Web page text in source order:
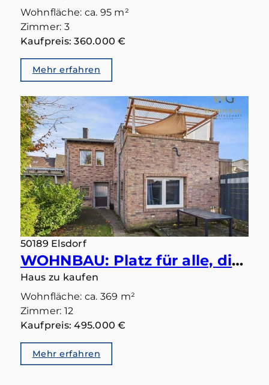
Wohnfläche: ca. 95 m²
Zimmer: 3
Kaufpreis: 360.000 €
Mehr erfahren
50189 Elsdorf
WOHNBAU: Platz für alle, die zusammengehören – wohnen, ankommen oder investieren!
Haus zu kaufen
Wohnfläche: ca. 369 m²
Zimmer: 12
Kaufpreis: 495.000 €
Mehr erfahren